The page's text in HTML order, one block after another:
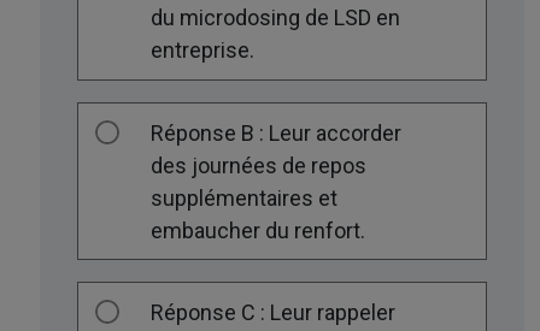
du microdosing de LSD en
entreprise.
Réponse B : Leur accorder
des journées de repos
supplémentaires et
embaucher du renfort.
Réponse C : Leur rappeler